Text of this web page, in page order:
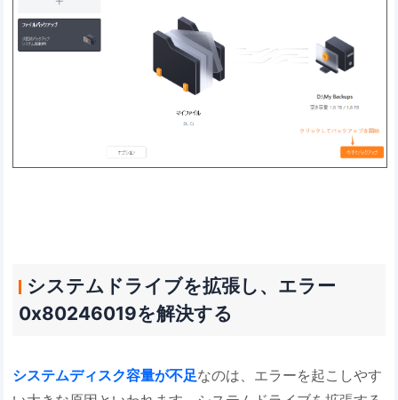
システムドライブを拡張し、エラー
0x80246019を解決する
システムディスク容量が不足なのは、エラーを起こしやす